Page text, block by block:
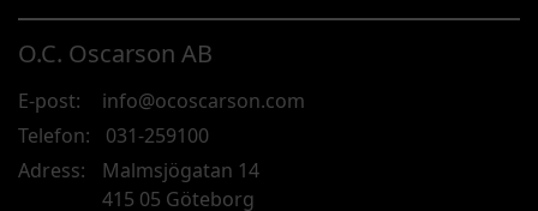
O.C. Oscarson AB
E-post:
info@ocoscarson.com
Telefon:
031-259100
Adress:
Malmsjögatan 14
415 05 Göteborg